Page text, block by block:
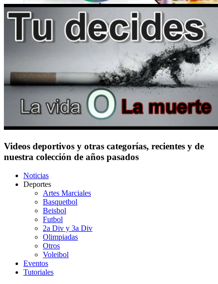
Videos deportivos y otras categorías, recientes y de
nuestra colección de años pasados
Noticias
Deportes
Artes Marciales
Basquetbol
Beisbol
Futbol
2a Div y 3a Div
Olimpiadas
Otros
Voleibol
Eventos
Tutoriales